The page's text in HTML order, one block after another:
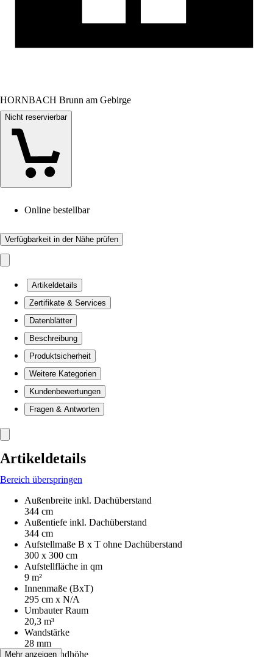
HORNBACH Brunn am Gebirge
Nicht reservierbar
Online bestellbar
Verfügbarkeit in der Nähe prüfen
Artikeldetails
Zertifikate & Services
Datenblätter
Beschreibung
Produktsicherheit
Weitere Kategorien
Kundenbewertungen
Fragen & Antworten
Artikeldetails
Bereich überspringen
Außenbreite inkl. Dachüberstand
344 cm
Außentiefe inkl. Dachüberstand
344 cm
Aufstellmaße B x T ohne Dachüberstand
300 x 300 cm
Aufstellfläche in qm
9 m²
Innenmaße (BxT)
295 cm x N/A
Umbauter Raum
20,3 m³
Wandstärke
28 mm
Seitenwandhöhe
Mehr anzeigen